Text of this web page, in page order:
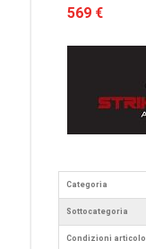
569 €
Categoria
Sottocategoria
Condizioni articolo